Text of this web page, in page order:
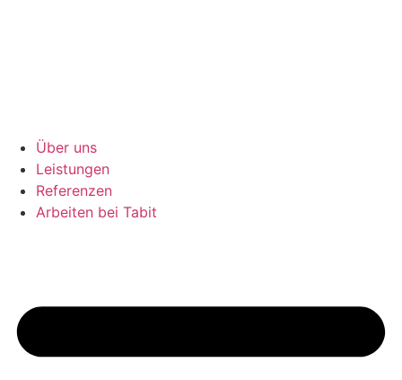
Über uns
Leistungen
Referenzen
Arbeiten bei Tabit